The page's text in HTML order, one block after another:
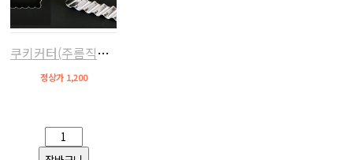
쿠키커터(주름직사각)
정상가 1,200